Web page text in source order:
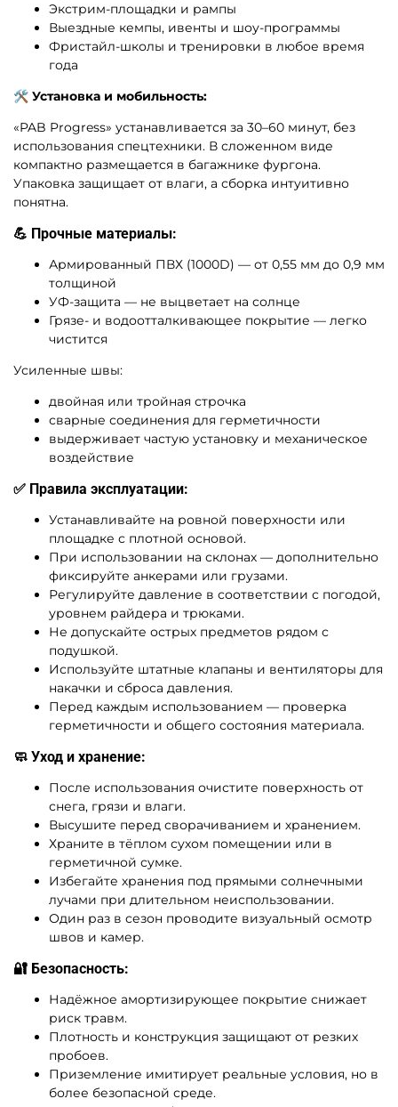
Экстрим-площадки и рампы
Выездные кемпы, ивенты и шоу-программы
Фристайл-школы и тренировки в любое время
года
🛠 Установка и мобильность:
«PAB Progress» устанавливается за 30–60 минут, без
использования спецтехники. В сложенном виде
компактно размещается в багажнике фургона.
Упаковка защищает от влаги, а сборка интуитивно
понятна.
💪 Прочные материалы:
Армированный ПВХ (1000D) — от 0,55 мм до 0,9 мм
толщиной
УФ-защита — не выцветает на солнце
Грязе- и водоотталкивающее покрытие — легко
чистится
Усиленные швы:
двойная или тройная строчка
сварные соединения для герметичности
выдерживает частую установку и механическое
воздействие
✅ Правила эксплуатации:
Устанавливайте на ровной поверхности или
площадке с плотной основой.
При использовании на склонах — дополнительно
фиксируйте анкерами или грузами.
Регулируйте давление в соответствии с погодой,
уровнем райдера и трюками.
Не допускайте острых предметов рядом с
подушкой.
Используйте штатные клапаны и вентиляторы для
накачки и сброса давления.
Перед каждым использованием — проверка
герметичности и общего состояния материала.
🧼 Уход и хранение:
После использования очистите поверхность от
снега, грязи и влаги.
Высушите перед сворачиванием и хранением.
Храните в тёплом сухом помещении или в
герметичной сумке.
Избегайте хранения под прямыми солнечными
лучами при длительном неиспользовании.
Один раз в сезон проводите визуальный осмотр
швов и камер.
🔐 Безопасность:
Надёжное амортизирующее покрытие снижает
риск травм.
Плотность и конструкция защищают от резких
пробоев.
Приземление имитирует реальные условия, но в
более безопасной среде.